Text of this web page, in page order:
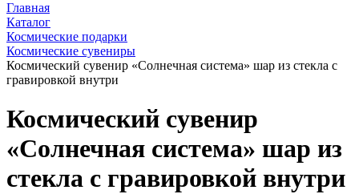
Главная
Каталог
Космические подарки
Космические сувениры
Космический сувенир «Солнечная система» шар из стекла с
гравировкой внутри
Космический сувенир
«Солнечная система» шар из
стекла с гравировкой внутри